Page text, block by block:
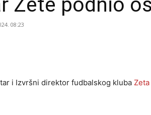
08:23
i Izvršni direktor fudbalskog kluba Zeta